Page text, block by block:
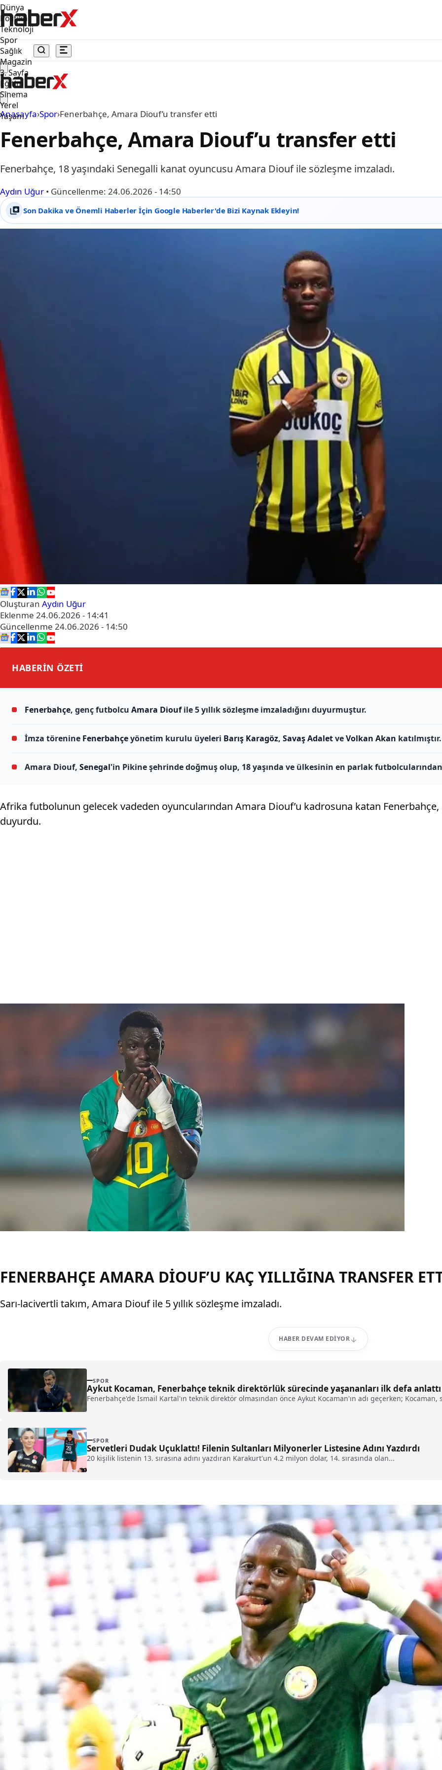
Dünya
Politika
Teknoloji
Spor
Sağlık
Magazin
3. Sayfa
Eğitim
Sinema
Yerel
Yaşam
Anasayfa›Spor›Fenerbahçe, Amara Diouf’u transfer etti
Fenerbahçe, Amara Diouf’u transfer etti
Fenerbahçe, 18 yaşındaki Senegalli kanat oyuncusu Amara Diouf ile sözleşme imzaladı.
Aydın Uğur • Güncellenme: 24.06.2026 - 14:50
Son Dakika ve Önemli Haberler İçin Google Haberler'de Bizi Kaynak Ekleyin!
Oluşturan Aydın Uğur
Eklenme 24.06.2026 - 14:41
Güncellenme 24.06.2026 - 14:50
HABERİN ÖZETİ
Fenerbahçe, genç futbolcu Amara Dioufile 5 yıllık sözleşme imzaladığını duyurmuştur.
İmza törenine Fenerbahçeyönetim kurulu üyeleri Barış Karagöz, Savaş AdaletveVolkan Akan katılmıştır.
Amara Diouf, Senegal'in Pikine şehrinde doğmuş olup, 18 yaşında ve ülkesinin en parlak
Afrika futbolunun gelecek vadeden oyuncularından Amara Diouf’u kadrosuna katan Fenerbahçe,
duyurdu.
FENERBAHÇE AMARA DİOUF’U KAÇ YILLIĞINA TRANSFER
Sarı-lacivertli takım, Amara Diouf ile 5 yıllık sözleşme imzaladı.
HABER DEVAM EDIYOR
SPOR
Aykut Kocaman, Fenerbahçe teknik direktörlük sürecinde yaşananları ilk defa anlattı
Fenerbahçe'de İsmail Kartal'ın teknik direktör olmasından önce Aykut Kocaman'ın adı geçerken; Kocaman,
SPOR
Servetleri Dudak Uçuklattı! Filenin Sultanları Milyonerler Listesine Adını Yazdırdı
20 kişilik listenin 13. sırasına adını yazdıran Karakurt'un 4.2 milyon dolar, 14. sırasında olan...